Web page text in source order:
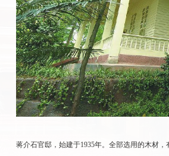
蒋介石官邸，始建于1935年。全部选用的木材